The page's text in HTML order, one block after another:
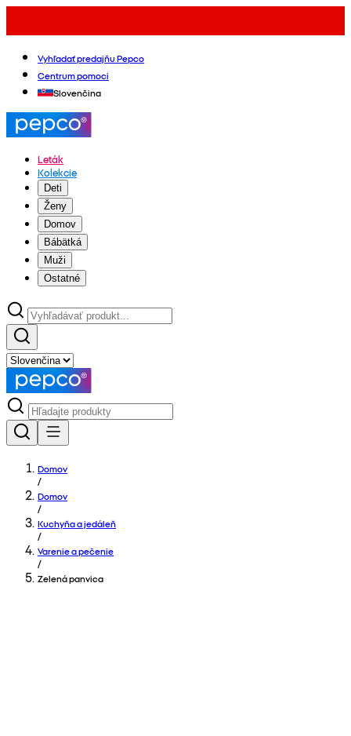
Vyhľadať predajňu Pepco
Centrum pomoci
Slovenčina
Leták
Kolekcie
Deti
Ženy
Domov
Bábätká
Muži
Ostatné
Domov
/
Domov
/
Kuchyňa a jedáleň
/
Varenie a pečenie
/
Zelená panvica